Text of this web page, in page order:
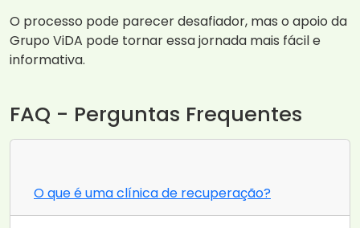
O processo pode parecer desafiador, mas o apoio da
Grupo ViDA pode tornar essa jornada mais fácil e
informativa.
FAQ - Perguntas Frequentes
O que é uma clínica de recuperação?